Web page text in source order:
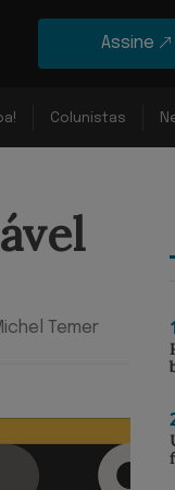
Assine
Colunistas
Temer